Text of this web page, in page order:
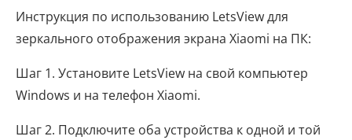
Инструкция по использованию LetsView для
зеркального отображения экрана Xiaomi на ПК:
Шаг 1. Установите LetsView на свой компьютер
Windows и на телефон Xiaomi.
Шаг 2. Подключите оба устройства к одной и той